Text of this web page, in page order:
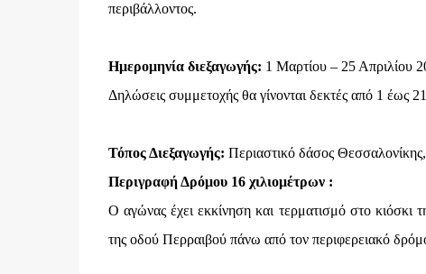
περιβάλλοντος.
Ημερομηνία διεξαγωγής: 1 Μαρτίου – 25 Απριλίου
Δηλώσεις συμμετοχής θα γίνονται δεκτές από 1 έως
Τόπος Διεξαγωγής: Περιαστικό δάσος
Περιγραφή Δρόμου 16 χιλιομέτρων :
Ο αγώνας έχει εκκίνηση και τερματισμό στο
της οδού Περραιβού πάνω από τον περιφερειακό